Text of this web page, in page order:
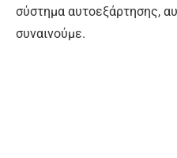
σύστημα αυτοεξάρτησης,
συναινούμε.